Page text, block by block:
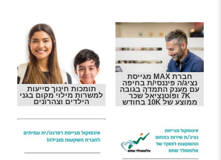
חברת MAX מגייסת
נציג/ה פיננסי/ת בחיפה
עם מענק התמדה בגובה
7K ופוטנציאל שכר
ממוצע של 10K בחודש
תומכות חינוך סייעות
למשרות מילוי מקום בגני
הילדים וצהרונים